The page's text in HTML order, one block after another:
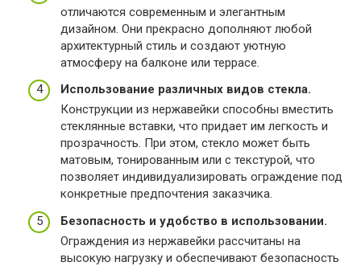
отличаются современным и элегантным
дизайном. Они прекрасно дополняют любой
архитектурный стиль и создают уютную
атмосферу на балконе или террасе.
Использование различных видов стекла.
Конструкции из нержавейки способны вместить
стеклянные вставки, что придает им легкость и
прозрачность. При этом, стекло может быть
матовым, тонированным или с текстурой, что
позволяет индивидуализировать ограждение под
конкретные предпочтения заказчика.
Безопасность и удобство в использовании.
Ограждения из нержавейки рассчитаны на
высокую нагрузку и обеспечивают безопасность